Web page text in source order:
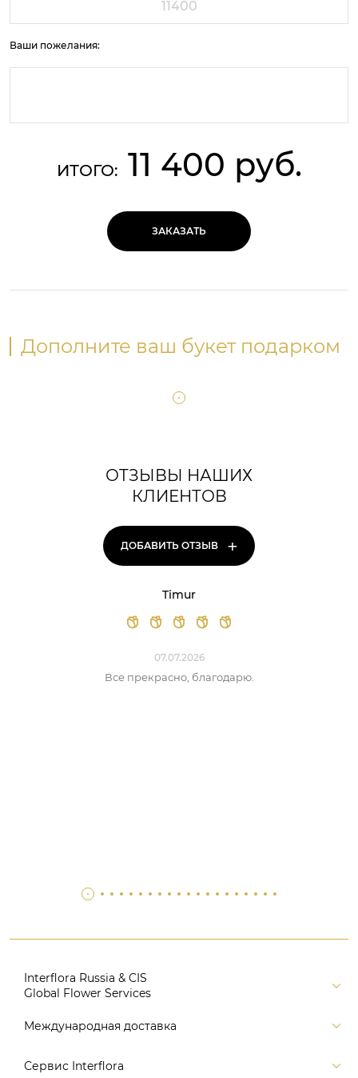
Ваши пожелания:
ИТОГО: 11 400 руб.
ЗАКАЗАТЬ
Дополните ваш букет подарком
ОТЗЫВЫ НАШИХ
КЛИЕНТОВ
ДОБАВИТЬ ОТЗЫВ +
Timur
07.07.2026
Все прекрасно, благодарю.
Interflora Russia & CIS
Global Flower Services
Версия для печати
Поиск
Международная доставка
Россия
Сервис Interflora